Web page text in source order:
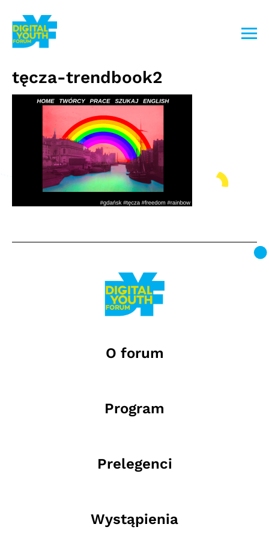
treści
tęcza-trendbook2
O forum
Program
Prelegenci
Wystąpienia